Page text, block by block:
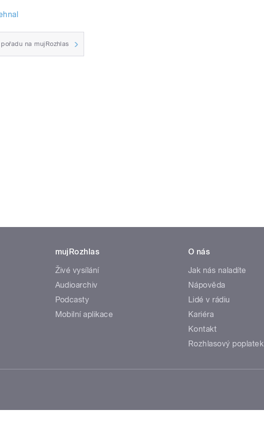
na mujRozhlas
mujRozhlas
Živé vysílání
Audioarchiv
Podcasty
Mobilní aplikace
O nás
Jak nás naladíte
Nápověda
Lidé v rádiu
Kariéra
Kontakt
Rozhlasový poplatek